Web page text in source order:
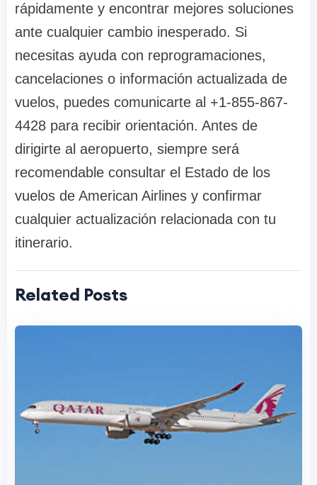
rápidamente y encontrar mejores soluciones
ante cualquier cambio inesperado. Si
necesitas ayuda con reprogramaciones,
cancelaciones o información actualizada de
vuelos, puedes comunicarte al +1-855-867-
4428 para recibir orientación. Antes de
dirigirte al aeropuerto, siempre será
recomendable consultar el Estado de los
vuelos de American Airlines y confirmar
cualquier actualización relacionada con tu
itinerario.
Related Posts